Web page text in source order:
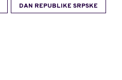
DAN REPUBLIKE SRPSKE